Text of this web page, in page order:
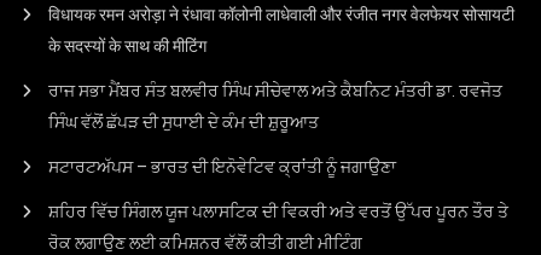
विधायक रमन अरोड़ा ने रंधावा कॉलोनी लाधेवाली और रंजीत नगर वेलफेयर सोसायटी
के सदस्यों के साथ की मीटिंग
ਰਾਜ ਸਭਾ ਮੈਂਬਰ ਸੰਤ ਬਲਵੀਰ ਸਿੰਘ ਸੀਚੇਵਾਲ ਅਤੇ ਕੈਬਨਿਟ ਮੰਤਰੀ ਡਾ. ਰਵਜੋਤ
ਸਿੰਘ ਵੱਲੋਂ ਛੱਪੜ ਦੀ ਸੁਧਾਈ ਦੇ ਕੰਮ ਦੀ ਸ਼ੁਰੂਆਤ
ਸਟਾਰਟਅੱਪਸ – ਭਾਰਤ ਦੀ ਇਨੋਵੇਟਿਵ ਕ੍ਰਾਂਤੀ ਨੂੰ ਜਗਾਉਣਾ
ਸ਼ਹਿਰ ਵਿੱਚ ਸਿੰਗਲ ਯੂਜ ਪਲਾਸਟਿਕ ਦੀ ਵਿਕਰੀ ਅਤੇ ਵਰਤੋਂ ਉੱਪਰ ਪੂਰਨ ਤੌਰ ਤੇ
ਰੋਕ ਲਗਾਉਣ ਲਈ ਕਮਿਸ਼ਨਰ ਵੱਲੋਂ ਕੀਤੀ ਗਈ ਮੀਟਿੰਗ